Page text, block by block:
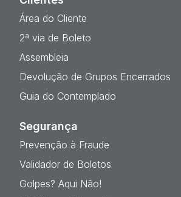
Área do Cliente
2ª via de Boleto
Assembleia
Devolução de Grupos Encerrados
Guia do Contemplado
Segurança
Prevenção à Fraude
Validador de Boletos
Golpes? Aqui Não!